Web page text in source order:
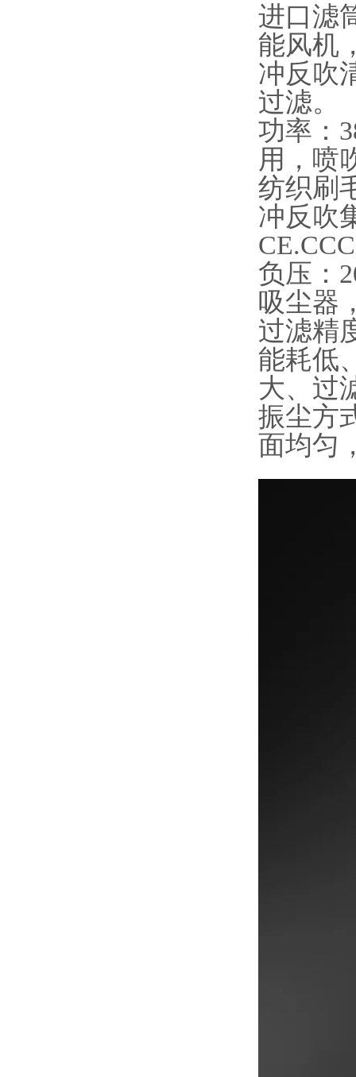
进口滤
能风机
冲反吹
过滤。
功率：
用，喷
纺织刷
冲反吹
负压：
吸尘器
过滤精
能耗低
大、过
振尘方
面均匀